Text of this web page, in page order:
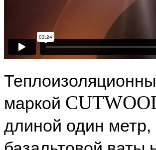
маркой
длиной один метр,